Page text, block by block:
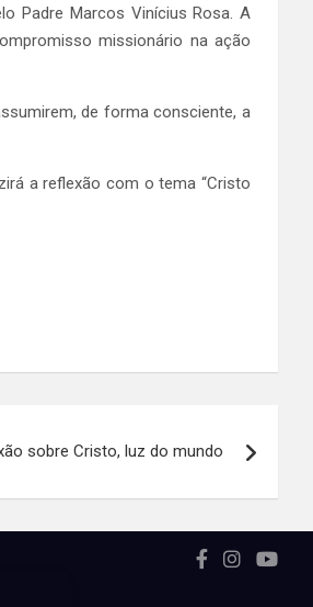
Padre Marcos Vinícius Rosa. A
missionário na ação
de forma consciente, a
a reflexão com o tema “Cristo
sobre Cristo, luz do mundo